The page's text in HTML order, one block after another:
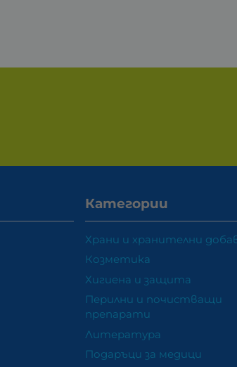
Категории
Храни и хранителни
Козметика
Хигиена и защита
Перилни и почистващи
препарати
Литература
Подаръци за медици